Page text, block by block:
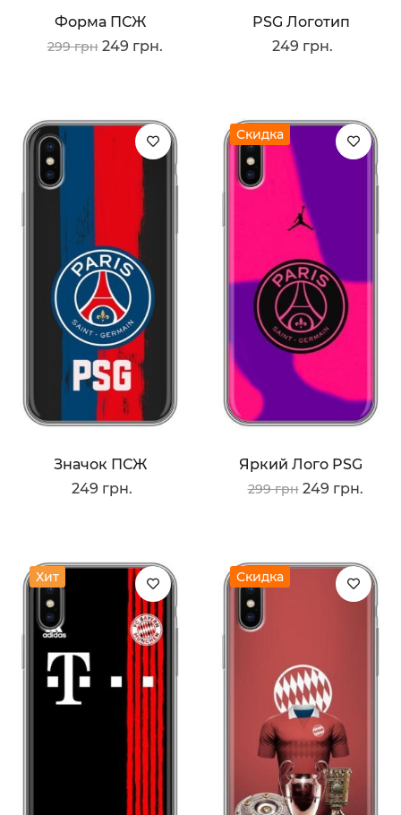
Форма ПСЖ
299 грн 249 грн.
PSG Логотип
249 грн.
Значок ПСЖ
249 грн.
Скидка
Яркий Лого PSG
299 грн 249 грн.
Хит Скидка